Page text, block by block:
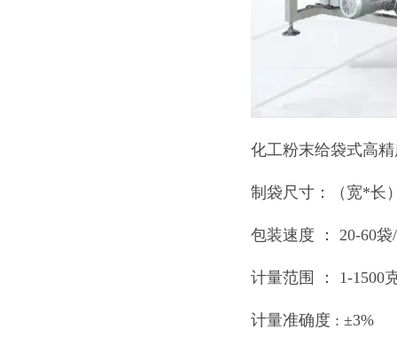
化工粉末给袋式高
制袋尺寸：（宽*长
包装速度 ： 20-60
计量范围 ： 1-1500
计量准确度 : ±3%